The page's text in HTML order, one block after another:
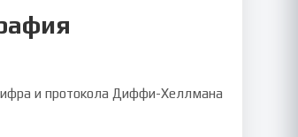
и протокола Диффи-Хеллмана